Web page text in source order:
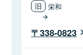
栄和
338-0823